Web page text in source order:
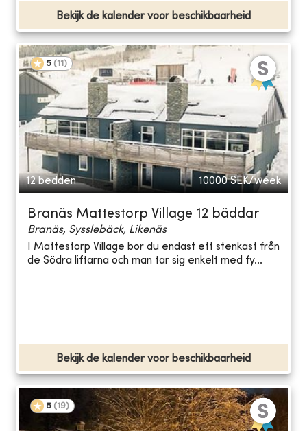
Bekijk de kalender voor beschikbaarheid
5 (11 )
12 bedden 10000 SEK/week
Branäs Mattestorp Village 12 bäddar
Branäs, Sysslebäck, Likenäs
I Mattestorp Village bor du endast ett stenkast från
de Södra liftarna och man tar sig enkelt med fy...
Bekijk de kalender voor beschikbaarheid
5 (19)